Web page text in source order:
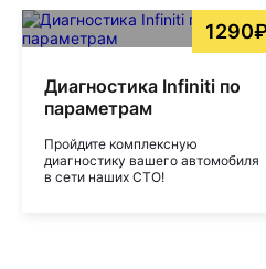
Диагностика Infiniti по
параметрам
Пройдите комплексную
диагностику вашего автомобиля
в сети наших СТО!